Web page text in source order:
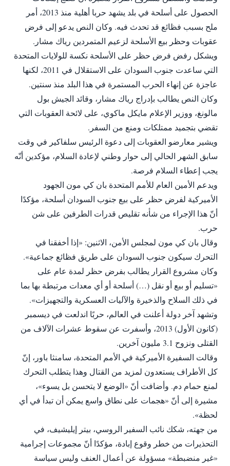
الحصول على أسلحة في بلد يشهد حربا أهلية منذ 2013، أمر
ملح بسبب فظائع قد تحدث فيه. وكان النص يدعو إلى فرض
عقوبات وحظر بيع الأسلحة لزعيم المتمردين رياك مشار.
ويشكل رفض فرض حظر على الأسلحة نكسة للولايات المتحدة
التي ساعدت جنوب السودان على الاستقلال في 2011، لكنها
عاجزة عن إنهاء الحرب المستمرة في هذا البلد منذ سنتين.
وكان النص يطالب بإدراج رياك مشار، وقائد الجيش بول
مالونغ، ووزير الإعلام مايكل ماكوي، على لائحة العقوبات التي
تقضي بتجميد ممتلكات ومنع من السفر.
ويشير معارضو العقوبات إلى دعوة الرئيس سلفاكير في وقت
سابق الشهر الحالي إلى حوار وطني لإعادة السلام، مؤكدين أنّه
يجب إعطاء السلام فرصة.
ويدعم الأمين العام للأمم المتحدة بان كي مون الجهود
الأميركية لفرض حظر على بيع جنوب السودان أسلحة، مؤكدًا
أنّ هذا الإجراء من شأنه تقليص قدرات الطرفين على شن
حرب.
وقال بان كي مون لمجلس الأمن، الاثنين: «إذا أخفقنا في
التحرك سيكون جنوب السودان على طريق فظائع جماعية».
وكان مشروع القرار يطالب بفرض حظر لمدة عام على
«تسليم أو بيع أو نقل (…) أسلحة أو أي معدات مرتبطة بها بما
في ذلك السلاح والذخيرة والآليات العسكرية والتجهيزات».
وتشهد آخر دولة أعلنت في العالم، حربًا اندلعت في ديسمبر
(كانون الأول) 2013، وأسفرت عن سقوط عشرات الآلاف من
القتلى ونزوح 3.1 مليون آخرين.
وقالت السفيرة الأميركية في الأمم المتحدة، سامنثا باور، إنّ
كل الأطراف يستعدون لمزيد من القتال وهذا يتطلب التحرك
لمنع حمام دم. وأضافت أنّ «الوضع لا يتحسن بل يسوء»،
مشيرة إلى أنّ «هجمات على نطاق واسع يمكن أن تبدأ في أي
لحظة».
من جهته، شكك نائب السفير الروسي، بيتر إيليشيف، في
التحذيرات من خطر وقوع إبادة، مؤكدًا أنّ مجموعات إجرامية
«غير منضبطة» مسؤولة عن أعمال العنف وليس سياسة